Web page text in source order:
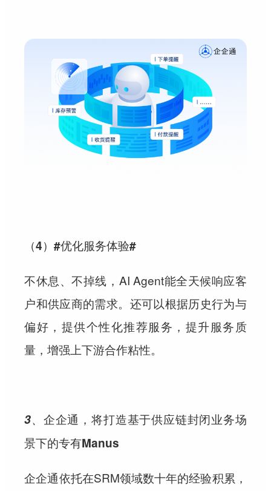
（4）#优化服务体验#
不休息、不掉线，AI Agent能全天候响应客
户和供应商的需求。还可以根据历史行为与
偏好，提供个性化推荐服务，提升服务质
量，增强上下游合作粘性。
3、 企企通，将打造基于供应链封闭业务场
景下的专有Manus
企企通依托在SRM领域数十年的经验积累，